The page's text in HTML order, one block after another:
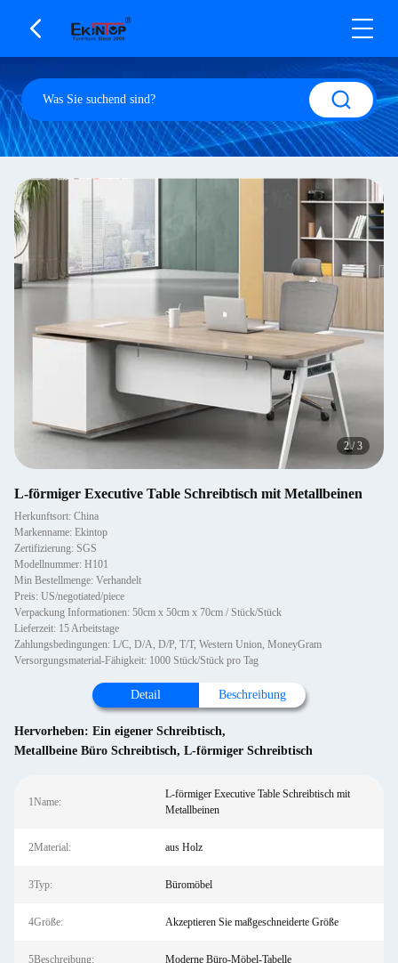
2/3
L-förmiger Executive Table Schreibtisch mit Metallbeinen
Herkunftsort: China
Markenname: Ekintop
Zertifizierung: SGS
Modellnummer: H101
Min Bestellmenge: Verhandelt
Preis: US/negotiated/piece
Verpackung Informationen: 50cm x 50cm x 70cm / Stück/Stück
Lieferzeit: 15 Arbeitstage
Zahlungsbedingungen: L/C, D/A, D/P, T/T, Western Union, MoneyGram
Versorgungsmaterial-Fähigkeit: 1000 Stück/Stück pro Tag
Detail Beschreibung
Hervorheben: Ein eigener Schreibtisch,
Metallbeine Büro Schreibtisch, L-förmiger Schreibtisch
1Name:
L-förmiger Executive Table Schreibtisch mit
Metallbeinen
2Material: aus Holz
3Typ: Büromöbel
4Größe: Akzeptieren Sie maßgeschneiderte Größe
5Beschreibung: Moderne Büro-Möbel-Tabelle